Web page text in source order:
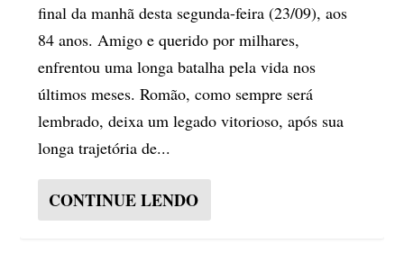
final da manhã desta segunda-feira (23/09), aos
84 anos. Amigo e querido por milhares,
enfrentou uma longa batalha pela vida nos
últimos meses. Romão, como sempre será
lembrado, deixa um legado vitorioso, após sua
longa trajetória de...
CONTINUE LENDO